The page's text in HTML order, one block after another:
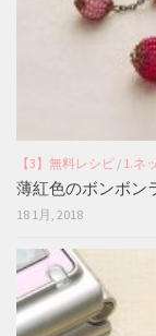
【3】無料レシピ / 1.ネ
薄紅色のボンボン
18 1月, 2018